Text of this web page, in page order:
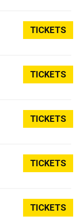
TICKETS
TICKETS
TICKETS
TICKETS
TICKETS